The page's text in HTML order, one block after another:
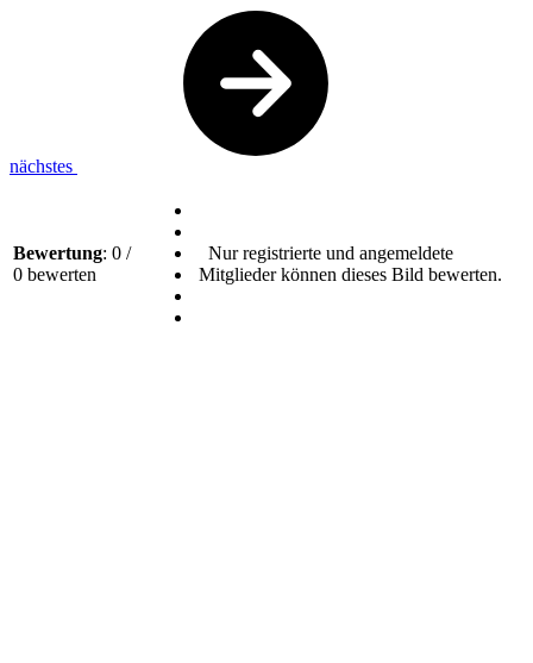
nächstes
Bewertung: 0 /
0 bewerten
Nur registrierte und angemeldete
Mitglieder können dieses Bild bewerten.